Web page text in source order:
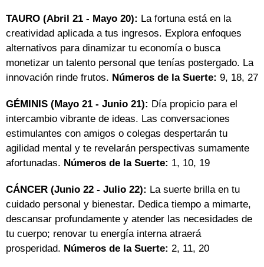
TAURO (Abril 21 - Mayo 20): La fortuna está en la
creatividad aplicada a tus ingresos. Explora enfoques
alternativos para dinamizar tu economía o busca
monetizar un talento personal que tenías postergado. La
innovación rinde frutos. Números de la Suerte: 9, 18, 27
GÉMINIS (Mayo 21 - Junio 21): Día propicio para el
intercambio vibrante de ideas. Las conversaciones
estimulantes con amigos o colegas despertarán tu
agilidad mental y te revelarán perspectivas sumamente
afortunadas. Números de la Suerte: 1, 10, 19
CÁNCER (Junio 22 - Julio 22): La suerte brilla en tu
cuidado personal y bienestar. Dedica tiempo a mimarte,
descansar profundamente y atender las necesidades de
tu cuerpo; renovar tu energía interna atraerá
prosperidad. Números de la Suerte: 2, 11, 20